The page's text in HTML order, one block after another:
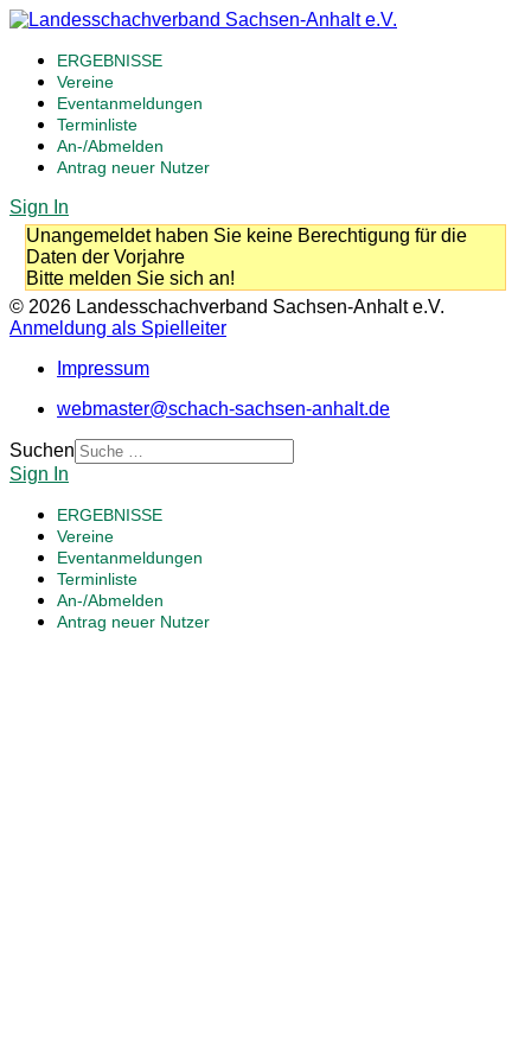
ERGEBNISSE
Vereine
Eventanmeldungen
Terminliste
An-/Abmelden
Antrag neuer Nutzer
Sign In
Unangemeldet haben Sie keine Berechtigung für die
Daten der Vorjahre
Bitte melden Sie sich an!
© 2026 Landesschachverband Sachsen-Anhalt e.V.
Anmeldung als Spielleiter
Impressum
webmaster@schach-sachsen-anhalt.de
Suchen
Sign In
ERGEBNISSE
Vereine
Eventanmeldungen
Terminliste
An-/Abmelden
Antrag neuer Nutzer